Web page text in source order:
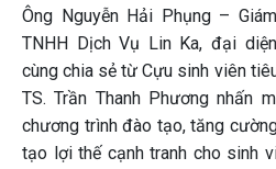
Ông Nguyễn Hải Phụng –
TNHH Dịch Vụ Lin Ka, đại
cùng chia sẻ từ Cựu sinh viên
TS. Trần Thanh Phương nhấn
chương trình đào tạo, tăng
tạo lợi thế cạnh tranh cho sinh